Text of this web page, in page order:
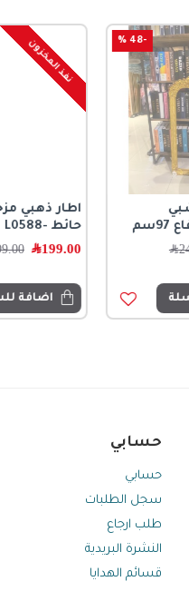
-33 % نفذ المخزون
اطار ذهبي مزخرف
حائط -L0588
299.00 ﷼
اضافة للسلة
حسابي
حسابي
سجل الطلبات
طلب ارجاع
النشرة البريدية
قسائم الهدايا